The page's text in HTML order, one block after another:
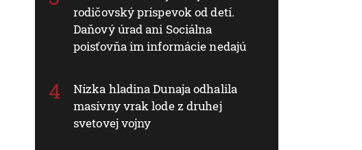
rodičovský príspevok od detí.
Daňový úrad ani Sociálna
poisťovňa im informácie nedajú
Nízka hladina Dunaja odhalila
masívny vrak lode z druhej
svetovej vojny